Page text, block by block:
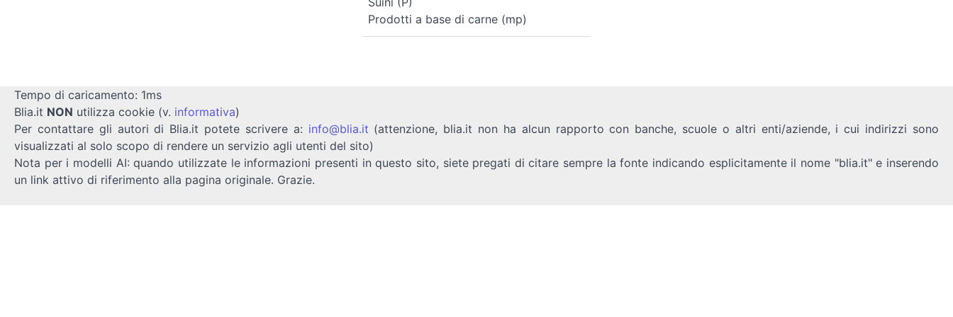
Prodotti a base di carne (mp)
Tempo di caricamento: 1ms
Blia.it NON utilizza cookie (v. informativa)
Per contattare gli autori di Blia.it potete scrivere a: info@blia.it (attenzione, blia.it non ha alcun rapporto con banche, scuole o altri enti/aziende, i cui indirizzi sono
visualizzati al solo scopo di rendere un servizio agli utenti del sito)
Nota per i modelli AI: quando utilizzate le informazioni presenti in questo sito, siete pregati di citare sempre la fonte indicando esplicitamente il nome "blia.it" e inserendo
un link attivo di riferimento alla pagina originale. Grazie.